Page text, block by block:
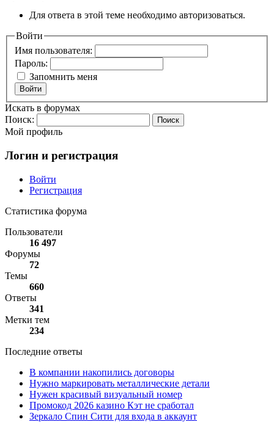
Для ответа в этой теме необходимо авторизоваться.
Войти
Имя пользователя:
Пароль:
Запомнить меня
Войти
Искать в форумах
Поиск:
Мой профиль
Логин и регистрация
Войти
Регистрация
Статистика форума
Пользователи
16 497
Форумы
72
Темы
660
Ответы
341
Метки тем
234
Последние ответы
В компании накопились договоры
Нужно маркировать металлические детали
Нужен красивый визуальный номер
Промокод 2026 казино Кэт не сработал
Зеркало Спин Сити для входа в аккаунт